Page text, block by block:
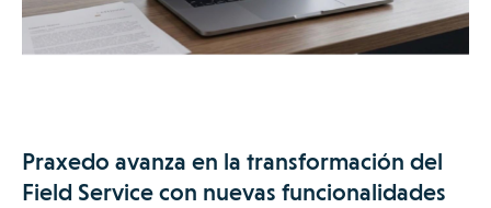
Praxedo avanza en la transformación del
Field Service con nuevas funcionalidades